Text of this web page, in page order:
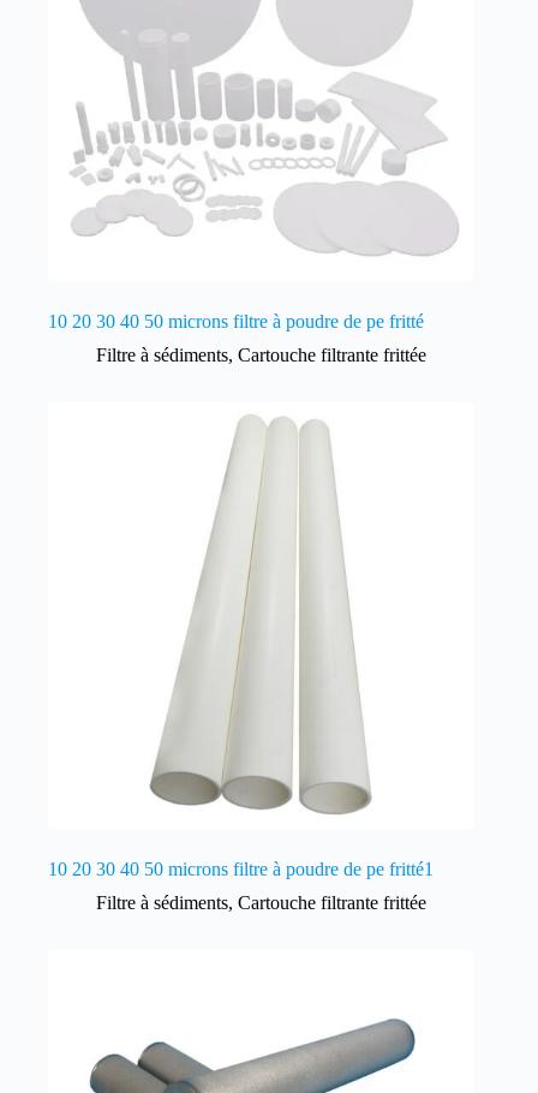
10 20 30 40 50 microns filtre à poudre de pe fritté
Filtre à sédiments, Cartouche filtrante frittée
10 20 30 40 50 microns filtre à poudre de pe fritté1
Filtre à sédiments, Cartouche filtrante frittée